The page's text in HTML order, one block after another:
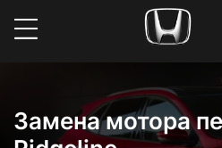
Замена мотора